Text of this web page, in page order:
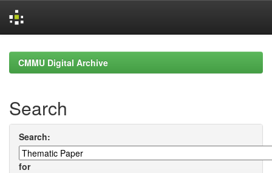
navigationCMMU Digital Archive
Search
Search:
for